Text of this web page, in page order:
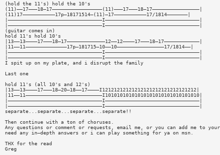
(hold the 11's) hold the 10's
(11)——17———18—17—————————————————(11)———17———18—17————————————————|
(11)17———————————17p—18171514—(11)—17———————————17/1814———————|
|————————————————————————————————I————————————————————————————————|
|————————————————————————————————I————————————————————————————————|
(guitar comes in)
hold 11's hold 10's
|13——13————17———18—17—————————————12——12————17———18—17————————————|
|11——11——————————————17p—181715—10——10————————————————17/1814——|
|————————————————————————————————I————————————————————————————————|
|————————————————————————————————I————————————————————————————————|
I spit up on my plate, and i disrupt the family
Last one
hold 11's (all 10's and 12's)
|13——13————17———18—20—18——17————I12121212121212121212121212121212|
|11——11——————————————————————————I10101010101010101010101010101010|
|————————————————————————————————I————————————————————————————————|
|————————————————————————————————I————————————————————————————————|
separate...separate...separate...separate!!
Then continue with a ton of choruses.
Any questions or comment or requests, email me, or you can add me to
need any in—depth answers or i can play something for ya on msn.
THX for the read
Greg